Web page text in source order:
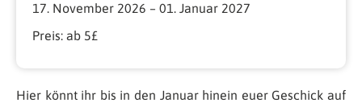
17. November 2026 – 01. Januar 2027
Preis: ab 5£
Hier könnt ihr bis in den Januar hinein euer Geschick auf